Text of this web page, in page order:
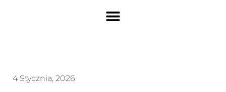
4 Stycznia, 2026